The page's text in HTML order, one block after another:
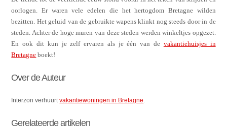
oorlogen. Er waren vele edelen die het hertogdom Bretagne wilden
bezitten. Het geluid van de gebruikte wapens klinkt nog steeds door in de
steden. Achter de hoge muren van deze steden werden winkeltjes opgezet.
En ook dit kun je zelf ervaren als je één van de vakantiehuisjes in
Bretagne boekt!
Over de Auteur
Interzon verhuurtvakantiewoningen in Bretagne.
Gerelateerde artikelen